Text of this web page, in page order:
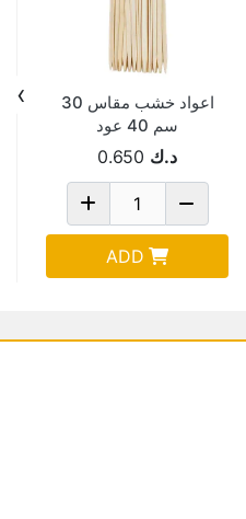
اعواد خشب مقاس 30
سم 40 عود
SKEWERS-16602-9
د.ك 0.650
ADD
›